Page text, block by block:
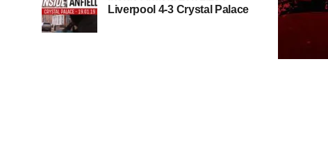
Liverpool 4-3 Crystal Palace